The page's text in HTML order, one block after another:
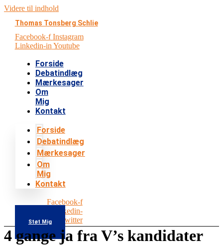
Videre til indhold
Thomas Tonsberg Schlie
Facebook-f Instagram
Linkedin-in Youtube
Forside
Debatindlæg
Mærkesager
Om
Mig
Kontakt
Forside
Debatindlæg
Mærkesager
Om
Mig
Kontakt
Facebook-f
Linkedin-
inYoutube Twitter
Støt Mig
4 gange ja fra V’s kandidater